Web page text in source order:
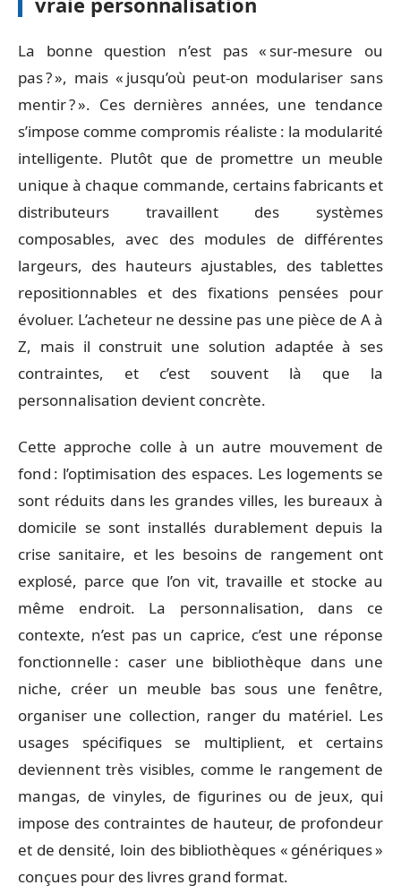
La bonne question n’est pas « sur-mesure ou
pas ? », mais « jusqu’où peut-on modulariser sans
mentir ? ». Ces dernières années, une tendance
s’impose comme compromis réaliste : la modularité
intelligente. Plutôt que de promettre un meuble
unique à chaque commande, certains fabricants et
distributeurs travaillent des systèmes
composables, avec des modules de différentes
largeurs, des hauteurs ajustables, des tablettes
repositionnables et des fixations pensées pour
évoluer. L’acheteur ne dessine pas une pièce de A à
Z, mais il construit une solution adaptée à ses
contraintes, et c’est souvent là que la
personnalisation devient concrète.
Cette approche colle à un autre mouvement de
fond : l’optimisation des espaces. Les logements se
sont réduits dans les grandes villes, les bureaux à
domicile se sont installés durablement depuis la
crise sanitaire, et les besoins de rangement ont
explosé, parce que l’on vit, travaille et stocke au
même endroit. La personnalisation, dans ce
contexte, n’est pas un caprice, c’est une réponse
fonctionnelle : caser une bibliothèque dans une
niche, créer un meuble bas sous une fenêtre,
organiser une collection, ranger du matériel. Les
usages spécifiques se multiplient, et certains
deviennent très visibles, comme le rangement de
mangas, de vinyles, de figurines ou de jeux, qui
impose des contraintes de hauteur, de profondeur
et de densité, loin des bibliothèques « génériques »
conçues pour des livres grand format.